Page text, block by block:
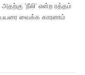
‘நீலி’ என்ற ரத்தம்
பெயரை வைக்க காரணம்